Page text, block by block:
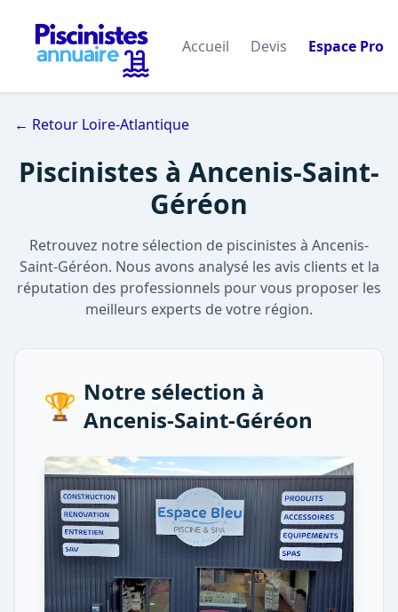
Accueil Devis Espace Pro
← Retour Loire-Atlantique
Piscinistes à Ancenis-Saint-
Géréon
Retrouvez notre sélection de piscinistes à Ancenis-
Saint-Géréon. Nous avons analysé les avis clients et la
réputation des professionnels pour vous proposer les
meilleurs experts de votre région.
🏆 Notre sélection à
Ancenis-Saint-Géréon